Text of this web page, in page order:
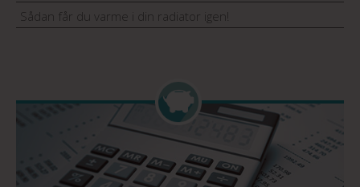
Sådan får du varme i din radiator igen!